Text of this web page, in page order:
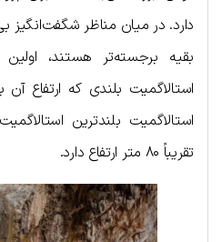
دارد. در میان مناظر شگفت‌انگیز
بقیه برجسته‌تر هستند،
استالاگمیت بلندترین
تقریباً ۸۰ متر ارتفاع دارد.